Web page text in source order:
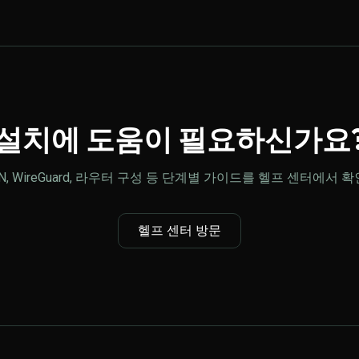
치에 도움이 필요하신가요
WireGuard, 라우터 구성 등 단계별 가이드를 헬프 센터에서 확
헬프 센터 방문